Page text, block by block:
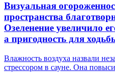
Визуальная
пространства
Озеленение увеличило
а пригодность для
Влажность воздуха назвали
стрессором в сауне. Она